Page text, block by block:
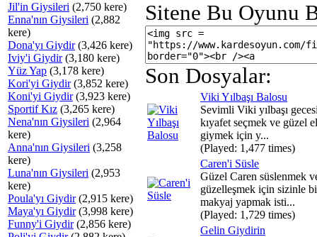
Jil'in Giysileri (2,750 kere)
Enna'nın Giysileri (2,882
kere)
Dona'yı Giydir(3,426 kere)
Iviy'i Giydir(3,180 kere)
Yüz Yap (3,178 kere)
Kori'yi Giydir(3,852 kere)
Koni'yi Giydir(3,923 kere)
Sportif Kız (3,265 kere)
Nena'nın Giysileri (2,964
kere)
Anna'nın Giysileri (3,258
kere)
Luna'nın Giysileri (2,953
kere)
Poula'yı Giydir(2,915 kere)
Maya'yı Giydir(3,998 kere)
Funny'i Giydir(2,856 kere)
Sitene Bu Oyunu
Son Dosyalar:
Viki Yılbaşı Balosu
Sevimli Viki yılbaşı
kıyafet seçmek ve güzel
giymek için y...
(Played: 1,477 times)
Caren'i Süsle
Güzel Caren süslenmek
güzelleşmek için sizinle
makyaj yapmak isti...
(Played: 1,729 times)
Gelin Giydirin